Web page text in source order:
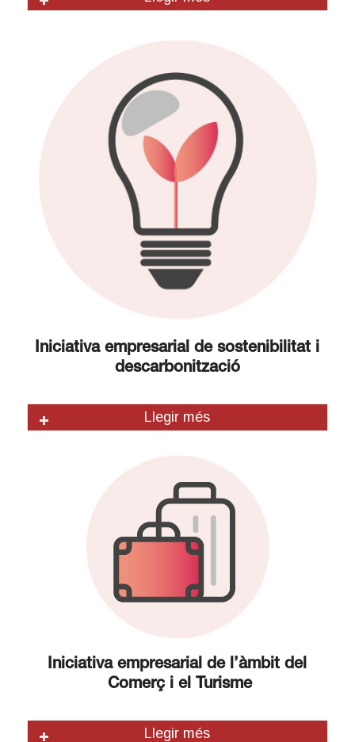
Iniciativa empresarial desostenibilitat i
descarbonització
Llegir més
Iniciativa empresarial del’àmbit del
Comerç i el Turisme
Llegir més